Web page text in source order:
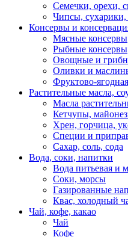
Семечки, орехи,
Чипсы, сухарики,
Консервы и
Мясные консервы
Рыбные консервы
Овощные и
Оливки и
Фруктово-
Растительные масла,
Масла
Кетчупы,
Хрен, горчица,
Специи и
Сахар, соль, сода
Вода, соки, напитки
Вода питьевая и
Соки, морсы
Газированные
Квас, холодный
Чай, кофе, какао
Чай
Кофе